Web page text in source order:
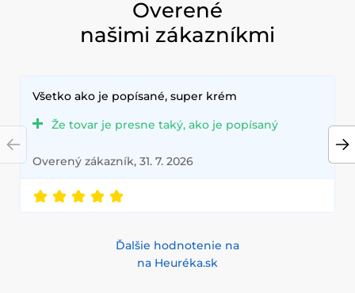
najvyššie štandardy kvality a pohodlia.
Overené
našimi zákazníkmi
Všetko ako je popísané, super krém
Že tovar je presne taký, ako je popísaný
Overený zákazník, 31. 7. 2026
Ďalšie hodnotenie na
na Heuréka.sk